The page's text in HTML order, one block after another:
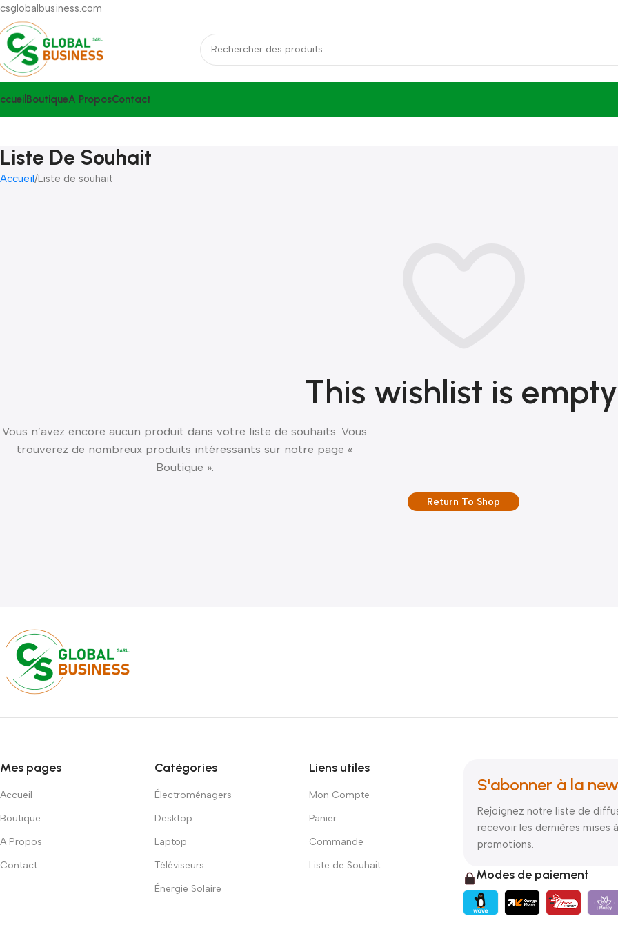
csglobalbusiness.com
BoutiqueA ProposContact
Liste De Souhait
Accueil Liste de souhait
This wishlist is
Vous n’avez encore aucun produit dans votre liste de souhaits. Vous
trouverez de nombreux produits intéressants sur notre page «
Boutique ».
Return To Shop
Mes pages
Accueil
Boutique
A Propos
Contact
Catégories
Électroménagers
Desktop
Laptop
Téléviseurs
Énergie Solaire
Liens utiles
Mon Compte
Panier
Commande
Liste de Souhait
S'abonner à la
Rejoignez notre liste de
recevoir les dernières mises
promotions.
Modes de paiement